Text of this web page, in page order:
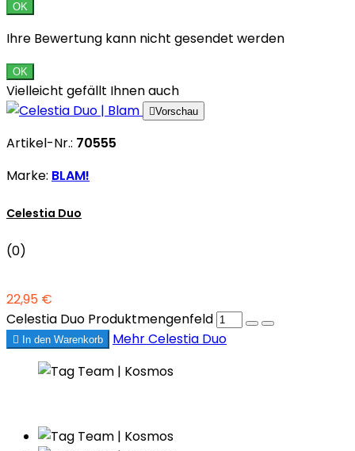
OK
Ihre Bewertung kann nicht gesendet werden
OK
Vielleicht gefällt Ihnen auch
Vorschau
Artikel-Nr.: 70555
Marke: BLAM!
Celestia Duo
(0)
22,95 €
Celestia Duo Produktmengenfeld
 In den Warenkorb MehrCelestia Duo